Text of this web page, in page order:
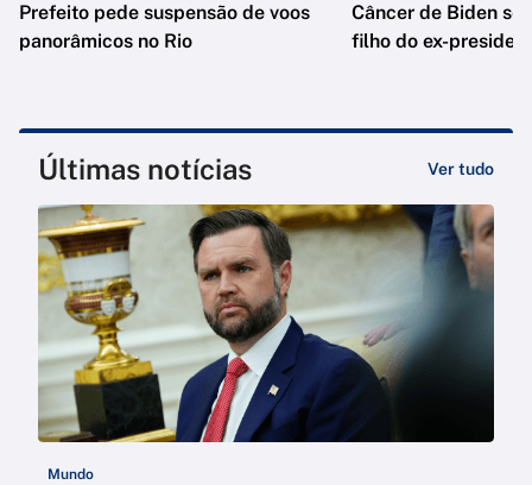
Prefeito pede suspensão de voos
panorâmicos no Rio
Câncer de Biden se
filho do ex-
Últimas notícias Ver tudo
Mundo